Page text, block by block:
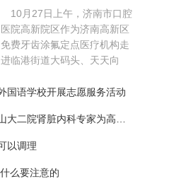
10月27日上午，济南市口腔
医院高新院区作为济南高新区
免费牙齿涂氟定点医疗机构走
进临港街道大码头、天天向
儿国语学校开展志愿服务活动
以调理
么要注意的